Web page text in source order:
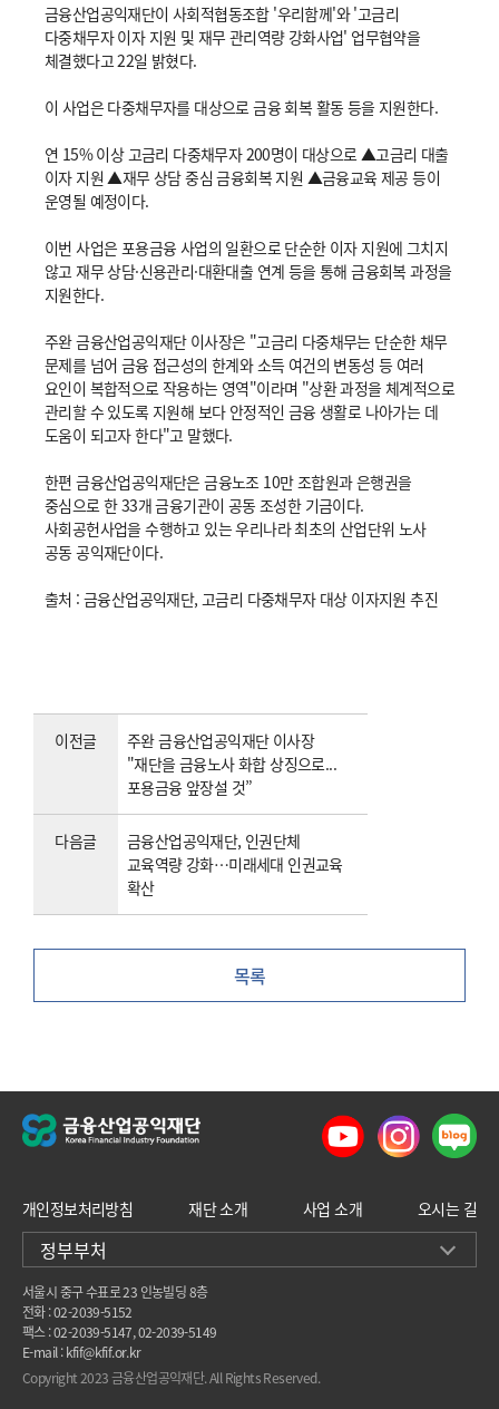
금융산업공익재단이 사회적협동조합 '우리함께'와 '고금리
다중채무자 이자 지원 및 재무 관리역량 강화사업' 업무협약을
체결했다고 22일 밝혔다.
이 사업은 다중채무자를 대상으로 금융 회복 활동 등을 지원한다.
연 15% 이상 고금리 다중채무자 200명이 대상으로 ▲고금리 대출
이자 지원 ▲재무 상담 중심 금융회복 지원 ▲금융교육 제공 등이
운영될 예정이다.
이번 사업은 포용금융 사업의 일환으로 단순한 이자 지원에 그치지
않고 재무 상담·신용관리·대환대출 연계 등을 통해 금융회복 과정을
지원한다.
주완 금융산업공익재단 이사장은 "고금리 다중채무는 단순한 채무
문제를 넘어 금융 접근성의 한계와 소득 여건의 변동성 등 여러
요인이 복합적으로 작용하는 영역"이라며 "상환 과정을 체계적으로
관리할 수 있도록 지원해 보다 안정적인 금융 생활로 나아가는 데
도움이 되고자 한다"고 말했다.
한편 금융산업공익재단은 금융노조 10만 조합원과 은행권을
중심으로 한 33개 금융기관이 공동 조성한 기금이다.
사회공헌사업을 수행하고 있는 우리나라 최초의 산업단위 노사
공동 공익재단이다.
출처 : 금융산업공익재단, 고금리 다중채무자 대상 이자지원 추진
이전글
주완 금융산업공익재단 이사장
"재단을 금융노사 화합 상징으로...
포용금융 앞장설 것”
다음글
금융산업공익재단, 인권단체
교육역량 강화…미래세대 인권교육
확산
목록
개인정보처리방침 재단 소개 사업 소개 오시는 길
정부부처
서울시 중구 수표로 23 인농빌딩 8층
전화 : 02-2039-5152
팩스 : 02-2039-5147, 02-2039-5149
E-mail : kfif@kfif.or.kr
Copyright 2023 금융산업공익재단. All Rights Reserved.